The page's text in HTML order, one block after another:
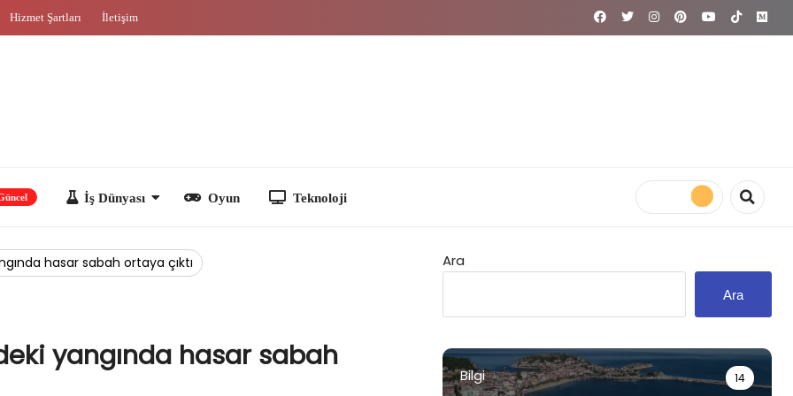
Hizmet Şartları İletişim
hasar sabah ortaya çıktı
yangında hasar sabah
Ara
Ara
Bilgi 14